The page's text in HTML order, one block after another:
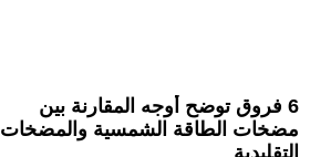
6 فروق توضح أوجه المقارنة بين
مضخات الطاقة الشمسية والمضخات
التقليدية